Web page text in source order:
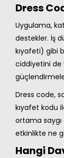
Dress
Uygulama,
destekler. İş
kıyafeti) gibi
ciddiyetini de
Dress code,
kıyafet kodu
ortama saygı
etkinlikte ne
Hangi